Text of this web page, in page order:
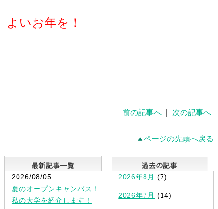
よいお年を！
前の記事へ 次の記事へ
ページの先頭へ戻る
最新記事一覧
2026/08/05
夏のオープンキャンパス！
私の大学を紹介します！
2026年8月 (7)
2026年7月 (14)